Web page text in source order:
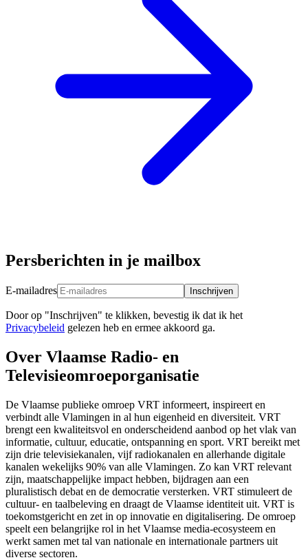
Persberichten in je mailbox
E-mailadres Inschrijven
Door op "Inschrijven" te klikken, bevestig ik dat ik het
Privacybeleid gelezen heb en ermee akkoord ga.
Over Vlaamse Radio- en
Televisieomroeporganisatie
De Vlaamse publieke omroep VRT informeert, inspireert en
verbindt alle Vlamingen in al hun eigenheid en diversiteit. VRT
brengt een kwaliteitsvol en onderscheidend aanbod op het vlak van
informatie, cultuur, educatie, ontspanning en sport. VRT bereikt met
zijn drie televisiekanalen, vijf radiokanalen en allerhande digitale
kanalen wekelijks 90% van alle Vlamingen. Zo kan VRT relevant
zijn, maatschappelijke impact hebben, bijdragen aan een
pluralistisch debat en de democratie versterken. VRT stimuleert de
cultuur- en taalbeleving en draagt de Vlaamse identiteit uit. VRT is
toekomstgericht en zet in op innovatie en digitalisering. De omroep
speelt een belangrijke rol in het Vlaamse media-ecosysteem en
werkt samen met tal van nationale en internationale partners uit
diverse sectoren.